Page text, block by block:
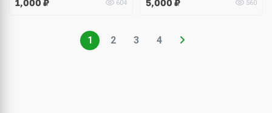
Seat Leon
1,000 ₽ 604 5,000 ₽ 560
1 2 3 4